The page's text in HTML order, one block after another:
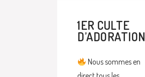
1ER CULTE
D’ADORATION
Nous sommes en